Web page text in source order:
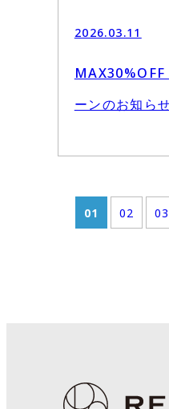
2026.03.11
MAX30%OFF
ーンのお知ら
01 02 03